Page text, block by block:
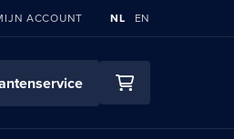
ACCOUNT TAAL
NL EN
Mijn